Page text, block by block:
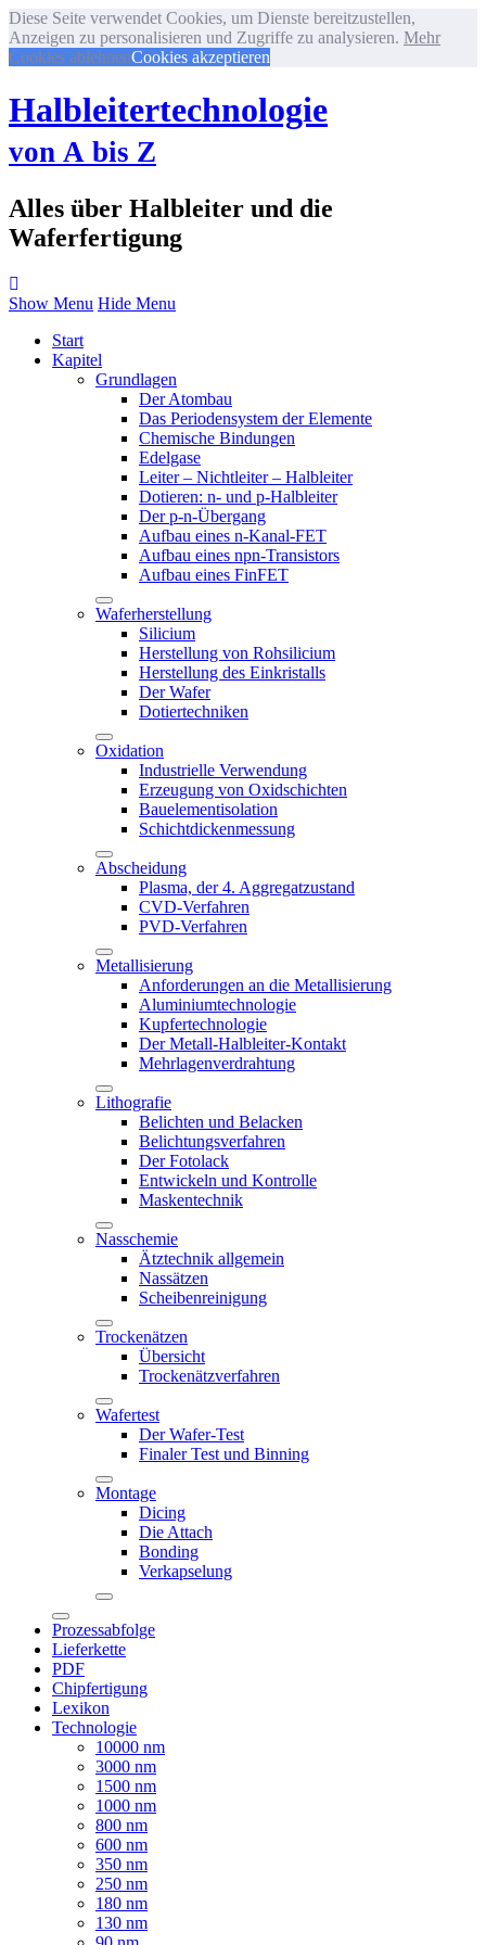
Diese Seite verwendet Cookies, um Dienste bereitzustellen,
Anzeigen zu personalisieren und Zugriffe zu analysieren. Mehr
Cookies ablehnenCookies akzeptieren
Halbleitertechnologie
von A bis Z
Alles über Halbleiter und die
Waferfertigung
Show Menu Hide Menu
Start
Kapitel
Grundlagen
Der Atombau
Das Periodensystem der Elemente
Chemische Bindungen
Edelgase
Leiter – Nichtleiter – Halbleiter
Dotieren: n- und p-Halbleiter
Der p-n-Übergang
Aufbau eines n-Kanal-FET
Aufbau eines npn-Transistors
Aufbau eines FinFET
Waferherstellung
Silicium
Herstellung von Rohsilicium
Herstellung des Einkristalls
Der Wafer
Dotiertechniken
Oxidation
Industrielle Verwendung
Erzeugung von Oxidschichten
Bauelementisolation
Schichtdickenmessung
Abscheidung
Plasma, der 4. Aggregatzustand
CVD-Verfahren
PVD-Verfahren
Metallisierung
Anforderungen an die Metallisierung
Aluminiumtechnologie
Kupfertechnologie
Der Metall-Halbleiter-Kontakt
Mehrlagenverdrahtung
Lithografie
Belichten und Belacken
Belichtungsverfahren
Der Fotolack
Entwickeln und Kontrolle
Maskentechnik
Nasschemie
Ätztechnik allgemein
Nassätzen
Scheibenreinigung
Trockenätzen
Übersicht
Trockenätzverfahren
Wafertest
Der Wafer-Test
Finaler Test und Binning
Montage
Dicing
Die Attach
Bonding
Verkapselung
Prozessabfolge
Lieferkette
PDF
Chipfertigung
Lexikon
Technologie
10000 nm
3000 nm
1500 nm
1000 nm
800 nm
600 nm
350 nm
250 nm
180 nm
130 nm